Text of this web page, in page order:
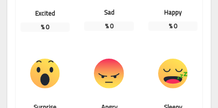
Happy
0
%
Sad
0
%
Excited
0
%